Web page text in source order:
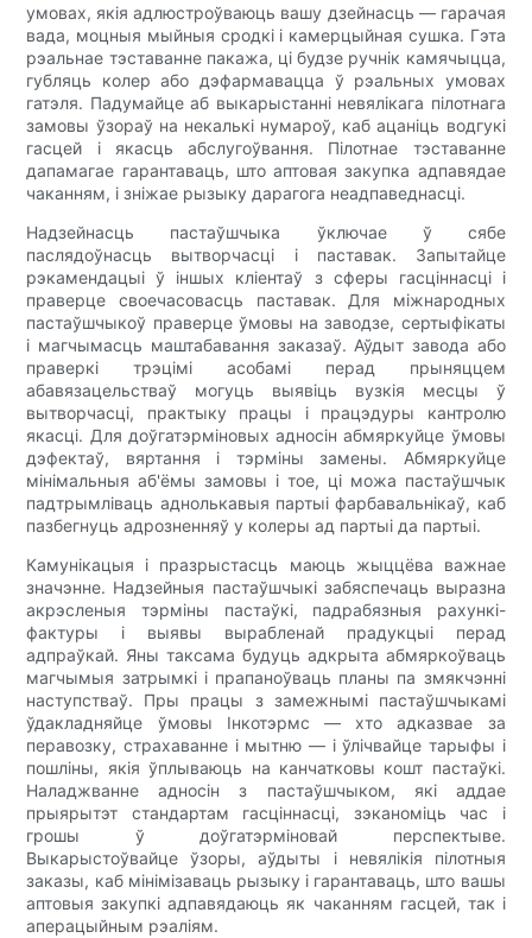
умовах, якія адлюстроўваюць вашу дзейнасць — гарачая
вада, моцныя мыйныя сродкі і камерцыйная сушка. Гэта
рэальнае тэставанне пакажа, ці будзе ручнік камячыцца,
губляць колер або дэфармавацца ў рэальных умовах
гатэля. Падумайце аб выкарыстанні невялікага пілотнага
замовы ўзораў на некалькі нумароў, каб ацаніць водгукі
гасцей і якасць абслугоўвання. Пілотнае тэставанне
дапамагае гарантаваць, што аптовая закупка адпавядае
чаканням, і зніжае рызыку дарагога неадпаведнасці.
Надзейнасць пастаўшчыка ўключае ў сябе
паслядоўнасць вытворчасці і паставак. Запытайце
рэкамендацыі ў іншых кліентаў з сферы гасціннасці і
праверце своечасовасць паставак. Для міжнародных
пастаўшчыкоў праверце ўмовы на заводзе, сертыфікаты
і магчымасць маштабавання заказаў. Аўдыт завода або
праверкі трэцімі асобамі перад прыняццем
абавязацельстваў могуць выявіць вузкія месцы ў
вытворчасці, практыку працы і працэдуры кантролю
якасці. Для доўгатэрміновых адносін абмяркуйце ўмовы
дэфектаў, вяртання і тэрміны замены. Абмяркуйце
мінімальныя аб'ёмы замовы і тое, ці можа пастаўшчык
падтрымліваць аднолькавыя партыі фарбавальнікаў, каб
пазбегнуць адрозненняў у колеры ад партыі да партыі.
Камунікацыя і празрыстасць маюць жыццёва важнае
значэнне. Надзейныя пастаўшчыкі забяспечаць выразна
акрэсленыя тэрміны пастаўкі, падрабязныя рахункі-
фактуры і выявы вырабленай прадукцыі перад
адпраўкай. Яны таксама будуць адкрыта абмяркоўваць
магчымыя затрымкі і прапаноўваць планы па змякчэнні
наступстваў. Пры працы з замежнымі пастаўшчыкамі
ўдакладняйце ўмовы Інкотэрмс — хто адказвае за
перавозку, страхаванне і мытню — і ўлічвайце тарыфы і
пошліны, якія ўплываюць на канчатковы кошт пастаўкі.
Наладжванне адносін з пастаўшчыком, які аддае
прыярытэт стандартам гасціннасці, зэканоміць час і
грошы ў доўгатэрміновай перспектыве.
Выкарыстоўвайце ўзоры, аўдыты і невялікія пілотныя
заказы, каб мінімізаваць рызыку і гарантаваць, што вашы
аптовыя закупкі адпавядаюць як чаканням гасцей, так і
аперацыйным рэаліям.